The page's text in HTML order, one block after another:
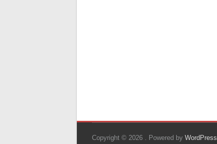
Copyright © 2026 . Powered by WordPress